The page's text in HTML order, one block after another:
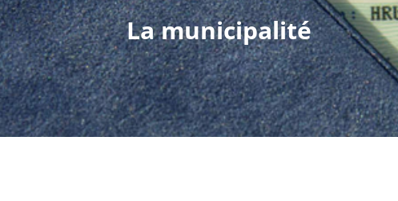
La municipalité